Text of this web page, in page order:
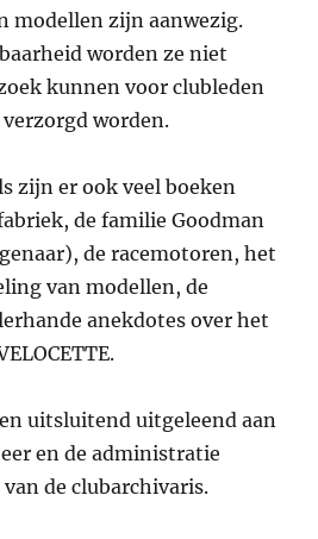
modellen zijn aanwezig.
worden ze niet
kunnen voor clubleden
worden.
zijn er ook veel boeken
de familie Goodman
de racemotoren, het
van modellen, de
anekdotes over het
uitsluitend uitgeleend aan
en de administratie
de clubarchivaris.